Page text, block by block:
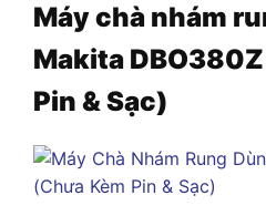
Máy chà nhám
Makita
Pin & Sạc)